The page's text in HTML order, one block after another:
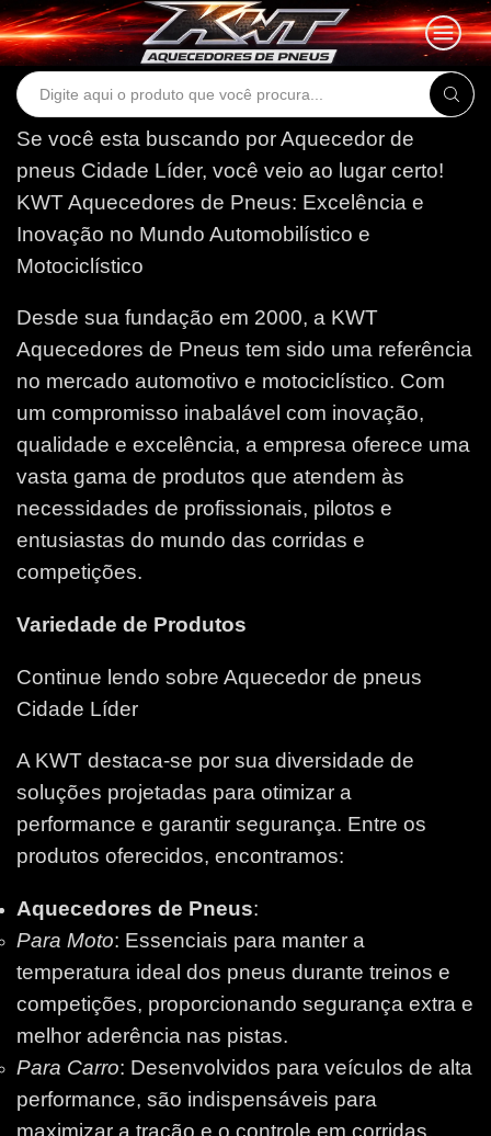
Search
Se você esta buscando por Aquecedor de
pneus Cidade Líder, você veio ao lugar certo!
KWT Aquecedores de Pneus: Excelência e
Inovação no Mundo Automobilístico e
Motociclístico
Desde sua fundação em 2000, a KWT
Aquecedores de Pneus tem sido uma referência
no mercado automotivo e motociclístico. Com
um compromisso inabalável com inovação,
qualidade e excelência, a empresa oferece uma
vasta gama de produtos que atendem às
necessidades de profissionais, pilotos e
entusiastas do mundo das corridas e
competições.
Variedade de Produtos
Continue lendo sobre Aquecedor de pneus
Cidade Líder
A KWT destaca-se por sua diversidade de
soluções projetadas para otimizar a
performance e garantir segurança. Entre os
produtos oferecidos, encontramos:
Aquecedores de Pneus:
Para Moto: Essenciais para manter a
temperatura ideal dos pneus durante treinos e
competições, proporcionando segurança extra e
melhor aderência nas pistas.
Para Carro: Desenvolvidos para veículos de alta
performance, são indispensáveis para
maximizar a tração e o controle em corridas.